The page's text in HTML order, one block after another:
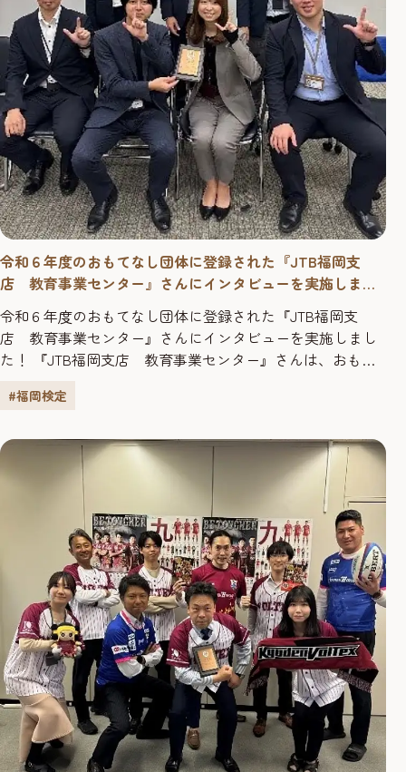
令和６年度のおもてなし団体に登録された『JTB福岡支
店 教育事業センター』さんにインタビューを実施しまし
た！
令和６年度のおもてなし団体に登録された『JTB福岡支
店 教育事業センター』さんにインタビューを実施しまし
た！ 『JTB福岡支店 教育事業センター』さんは、おもて
たきっかけを教えてください。 福岡の観光や文化に関する
考えたからです。また社員のスキルアップの機会としても
活用させていた...
#福岡検定